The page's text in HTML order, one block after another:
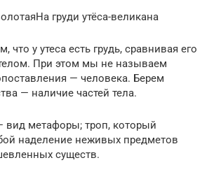
груди утёса-великана
что у утеса есть грудь, сравнивая его
При этом мы не называем
— человека. Берем
— наличие частей тела.
вид метафоры; троп, который
наделение неживых предметов
существ.